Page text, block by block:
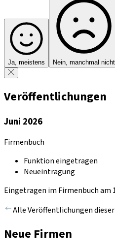
Ja, meistens Nein, manchmal nicht
Veröffentlichungen
Juni 2026
Firmenbuch
Funktion eingetragen
Neueintragung
Eingetragen im Firmenbuch am
Alle Veröffentlichungen
Neue Firmen